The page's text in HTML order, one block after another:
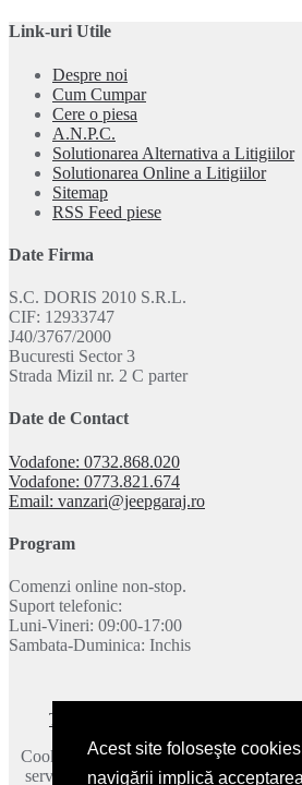
Acest site foloseşte
navigării implică
Link-uri Utile
Despre noi
Cum Cumpar
Cere o piesa
A.N.P.C.
Solutionarea Alternativa a Litigiilor
Solutionarea Online a Litigiilor
Sitemap
RSS Feed piese
Date Firma
S.C. DORIS 2010 S.R.L.
CIF: 12933747
J40/3767/2000
Bucuresti Sector 3
Strada Mizil nr. 2 C parter
Date de Contact
Vodafone: 0732.868.020
Vodafone: 0773.821.674
Email: vanzari@jeepgaraj.ro
Program
Comenzi online non-stop.
Suport telefonic:
Luni-Vineri: 09:00-17:00
Sambata-Duminica: Inchis
Termeni si conditii
Cookie-urile ne ajuta sa oferim serviciile
servicii, acceptati modul in care